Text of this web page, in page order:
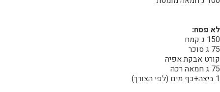
לא פסח:
150 ג קמח
75 ג סוכר
קורט אבקת אפיה
75 ג חמאה רכה
1 ביצה+כף מים (לפי הצורך)